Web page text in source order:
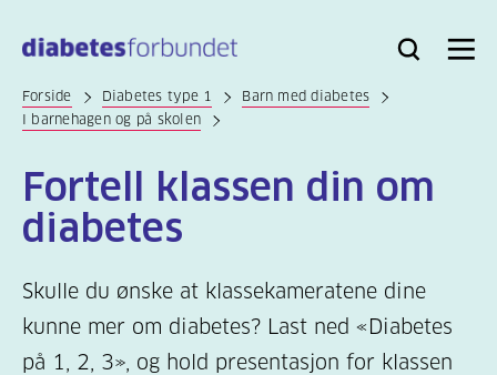
hovedinnhold
Bli
Logg
Søk Meny
Forside Diabetes type 1
Barn med diabetes
I barnehagen og på skolen
Fortell klassen din om
diabetes
Skulle du ønske at klassekameratene dine
kunne mer om diabetes? Last ned «Diabetes
på 1, 2, 3», og hold presentasjon for klassen